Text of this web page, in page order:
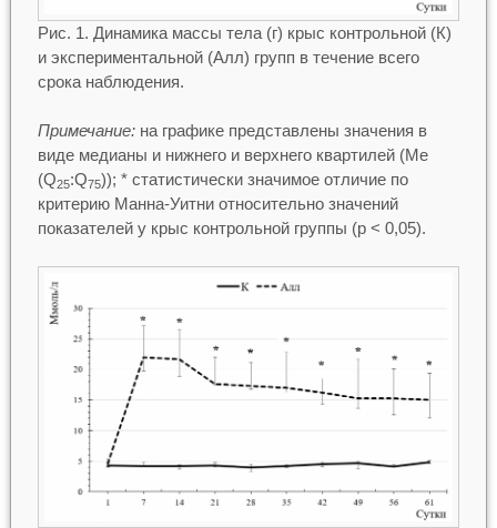
Рис. 1. Динамика массы тела (г) крыс контрольной (К)
и экспериментальной (Алл) групп в течение всего
срока наблюдения.
Примечание: на графике представлены значения в
виде медианы и нижнего и верхнего квартилей (Me
(Q25:Q75)); * статистически значимое отличие по
критерию Манна-Уитни относительно значений
показателей у крыс контрольной группы (p < 0,05).